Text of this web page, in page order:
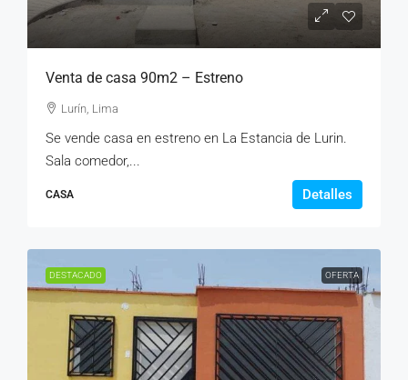
Venta de casa 90m2 – Estreno
Lurín, Lima
Se vende casa en estreno en La Estancia de Lurin.
Sala comedor,...
CASA Detalles
DESTACADO OFERTA